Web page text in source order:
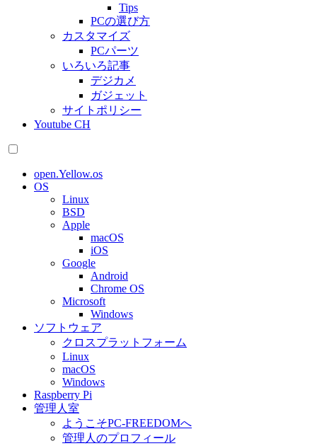
Tips
PCの選び方
カスタマイズ
PCパーツ
いろいろ記事
デジカメ
ガジェット
サイトポリシー
Youtube CH
open.Yellow.os
OS
Linux
BSD
Apple
macOS
iOS
Google
Android
Chrome OS
Microsoft
Windows
ソフトウェア
クロスプラットフォーム
Linux
macOS
Windows
Raspberry Pi
管理人室
ようこそPC-FREEDOMへ
管理人のプロフィール